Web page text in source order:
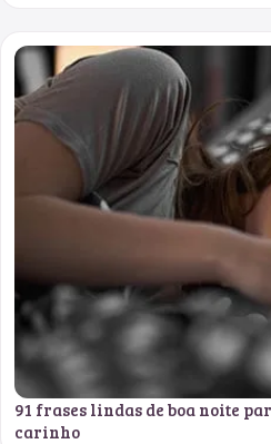
91 frases lindas de boa noite
carinho